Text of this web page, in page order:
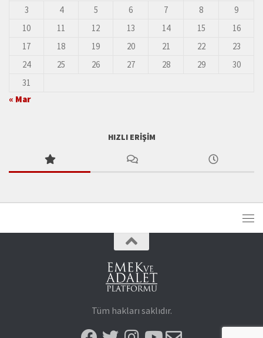
3
4 5 6 7 8
9
10
11 12 13 14 15
16
17
18 19 20 21 22
23
24
25 26 27 28 29
30
31
« Mar
HIZLI ERIŞIM
Tüm hakları saklıdır.